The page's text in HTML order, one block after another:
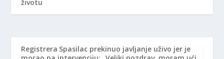
životu
Registrera Spasilac prekinuo javljanje uživo jer je